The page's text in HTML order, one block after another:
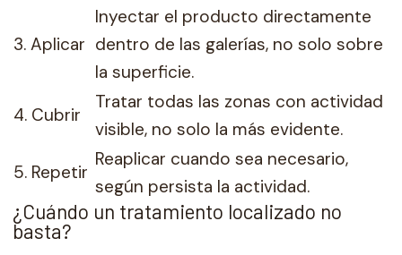
3. Aplicar
Inyectar el producto directamente
dentro de las galerías, no solo sobre
la superficie.
4. Cubrir
Tratar todas las zonas con actividad
visible, no solo la más evidente.
5. Repetir
Reaplicar cuando sea necesario,
según persista la actividad.
¿Cuándo un tratamiento localizado no
basta?